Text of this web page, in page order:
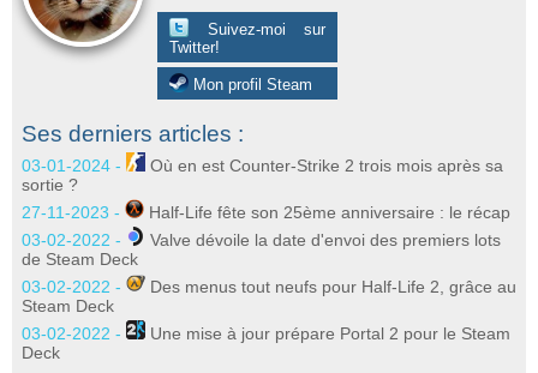
Suivez-moi sur
Twitter!
Mon profil Steam
Ses derniers articles :
03-01-2024 -
Où en est Counter-Strike 2 trois mois après sa
sortie ?
27-11-2023 -
Half-Life fête son 25ème anniversaire : le récap
03-02-2022 -
Valve dévoile la date d'envoi des premiers lots
de Steam Deck
03-02-2022 -
Des menus tout neufs pour Half-Life 2, grâce au
Steam Deck
03-02-2022 -
Une mise à jour prépare Portal 2 pour le Steam
Deck